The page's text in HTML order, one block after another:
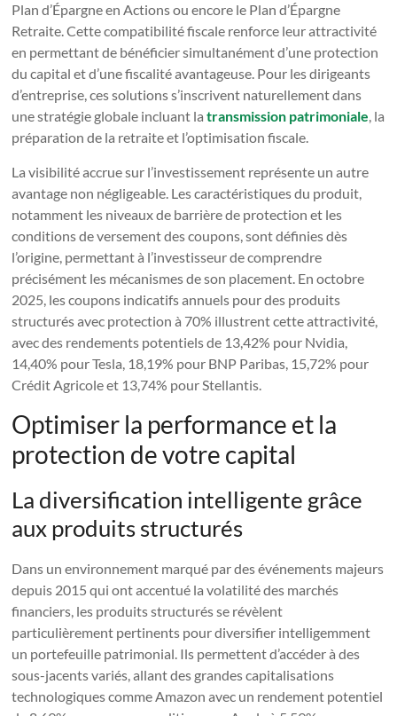
Plan d’Épargne en Actions ou encore le Plan d’Épargne
Retraite. Cette compatibilité fiscale renforce leur attractivité
en permettant de bénéficier simultanément d’une protection
du capital et d’une fiscalité avantageuse. Pour les dirigeants
d’entreprise, ces solutions s’inscrivent naturellement dans
une stratégie globale incluant latransmission patrimoniale, la
préparation de la retraite et l’optimisation fiscale.
La visibilité accrue sur l’investissement représente un autre
avantage non négligeable. Les caractéristiques du produit,
notamment les niveaux de barrière de protection et les
conditions de versement des coupons, sont définies dès
l’origine, permettant à l’investisseur de comprendre
précisément les mécanismes de son placement. En octobre
2025, les coupons indicatifs annuels pour des produits
structurés avec protection à 70% illustrent cette attractivité,
avec des rendements potentiels de 13,42% pour Nvidia,
14,40% pour Tesla, 18,19% pour BNP Paribas, 15,72% pour
Crédit Agricole et 13,74% pour Stellantis.
Optimiser la performance et la
protection de votre capital
La diversification intelligente grâce
aux produits structurés
Dans un environnement marqué par des événements majeurs
depuis 2015 qui ont accentué la volatilité des marchés
financiers, les produits structurés se révèlent
particulièrement pertinents pour diversifier intelligemment
un portefeuille patrimonial. Ils permettent d’accéder à des
sous-jacents variés, allant des grandes capitalisations
technologiques comme Amazon avec un rendement potentiel